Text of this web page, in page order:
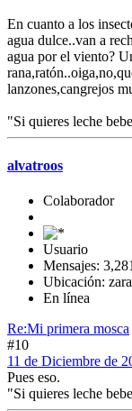
En cuanto a los
agua dulce..van a
agua por el viento?
lanzones,cangrejos
"Si quieres leche
alvatroos
Colaborador
Usuario
Mensajes: 3,281
Ubicación:
En línea
Re:Mi primera mosca
#10
11 de Diciembre de
Pues eso.
"Si quieres leche